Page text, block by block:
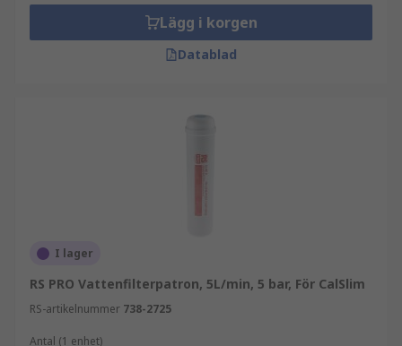
Lägg i korgen
Datablad
I lager
RS PRO Vattenfilterpatron, 5L/min, 5 bar, För CalSlim
RS-artikelnummer 738-2725
Antal (1 enhet)